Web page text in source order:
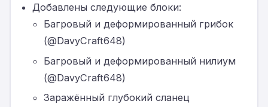
Добавлены следующие блоки:
Багровый и деформированный грибок
(@DavyCraft648)
Багровый и деформированный нилиум
(@DavyCraft648)
Заражённый глубокий сланец